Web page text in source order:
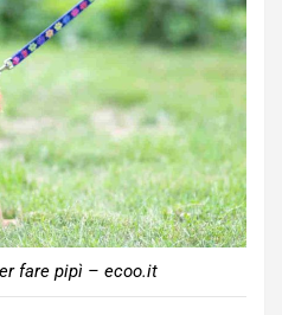
fare pipì – ecoo.it